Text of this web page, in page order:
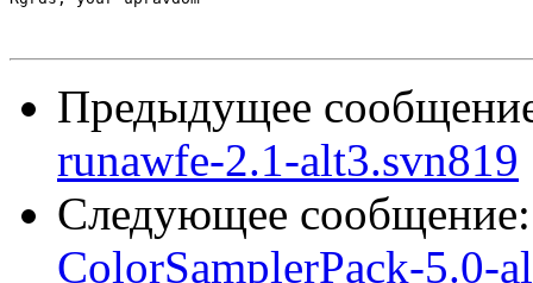
Предыдущее
runawfe-2.1-alt3.svn819
Следующее
ColorSamplerPack-5.0-